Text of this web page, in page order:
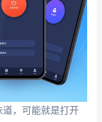
，可能就是打开